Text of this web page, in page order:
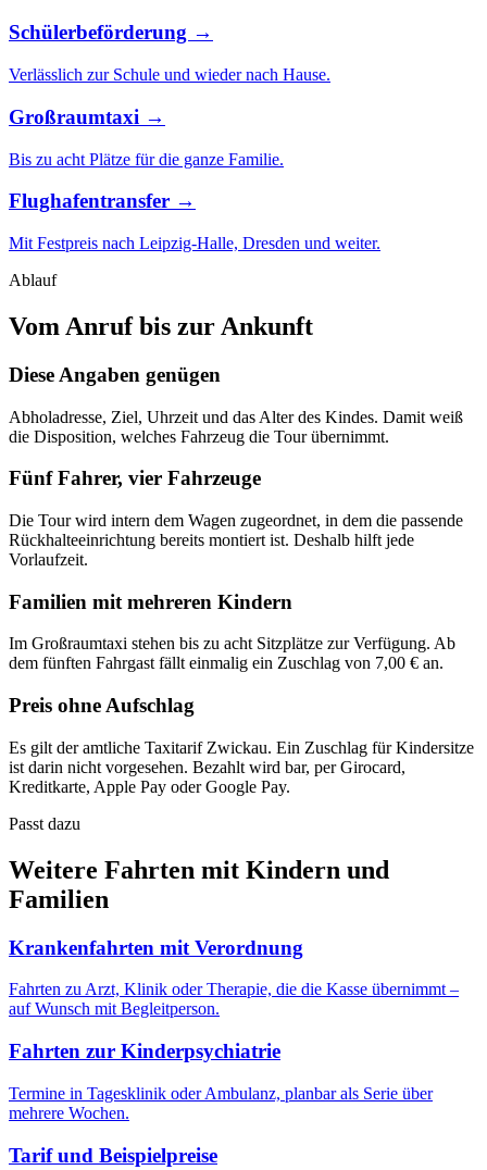
Schülerbeförderung →
Verlässlich zur Schule und wieder nach Hause.
Großraumtaxi →
Bis zu acht Plätze für die ganze Familie.
Flughafentransfer →
Mit Festpreis nach Leipzig-Halle, Dresden und weiter.
Ablauf
Vom Anruf bis zur Ankunft
Diese Angaben genügen
Abholadresse, Ziel, Uhrzeit und das Alter des Kindes. Damit weiß
die Disposition, welches Fahrzeug die Tour übernimmt.
Fünf Fahrer, vier Fahrzeuge
Die Tour wird intern dem Wagen zugeordnet, in dem die passende
Rückhalteeinrichtung bereits montiert ist. Deshalb hilft jede
Vorlaufzeit.
Familien mit mehreren Kindern
Im Großraumtaxi stehen bis zu acht Sitzplätze zur Verfügung. Ab
dem fünften Fahrgast fällt einmalig ein Zuschlag von 7,00 € an.
Preis ohne Aufschlag
Es gilt der amtliche Taxitarif Zwickau. Ein Zuschlag für Kindersitze
ist darin nicht vorgesehen. Bezahlt wird bar, per Girocard,
Kreditkarte, Apple Pay oder Google Pay.
Passt dazu
Weitere Fahrten mit Kindern und
Familien
Krankenfahrten mit Verordnung
Fahrten zu Arzt, Klinik oder Therapie, die die Kasse übernimmt –
auf Wunsch mit Begleitperson.
Fahrten zur Kinderpsychiatrie
Termine in Tagesklinik oder Ambulanz, planbar als Serie über
mehrere Wochen.
Tarif und Beispielpreise